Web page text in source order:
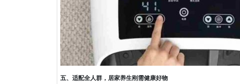
五、适配全人群，居家养生刚需健康好物